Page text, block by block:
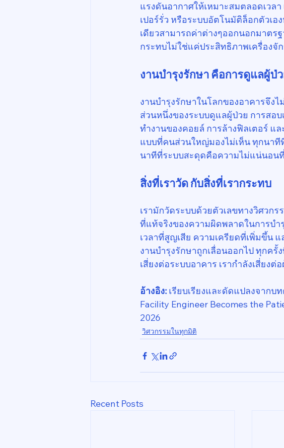
แรงดันอากาศให้เหมาะสมตลอดเวล
เปอร์รั่ว หรือระบบอัตโนมัติล็อกตัวเ
เดียวสามารถค่าต่างๆออกนอกมาต
กระทบไม่ใช่แค่ประสิทธิภาพเครื่อง
งานบำรุงรักษา คือการดูแลผู้
งานบำรุงรักษาในโลกของอาคารจึง
ส่วนหนึ่งของระบบดูแลผู้ป่วย การสอ
ทำงานของคอยล์ การล้างฟิลเตอร์ แ
แบบที่คนส่วนใหญ่มองไม่เห็น ทุกนาที
นาทีที่ระบบสะดุดคือความไม่แน่นอน
สิ่งที่เราวัด กับสิ่งที่เรากระทบ
เรามักวัดระบบด้วยตัวเลขทางวิศว
ที่แท้จริงของความผิดพลาดในการบ
เวลาที่สูญเสีย ความเครียดที่เพิ่มขึ้น
งานบำรุงรักษาถูกเลื่อนออกไป ทุกครั้
เสี่ยงต่อระบบอาคาร เรากำลังเสี่ยง
อ้างอิง: เรียบเรียงและดัดแปลงจากบ
Facility Engineer Becomes the
2026
วิศวกรรมในทุกมิติ
Recent Posts